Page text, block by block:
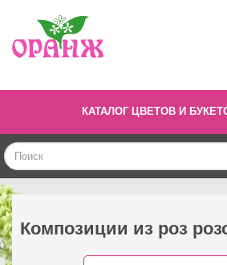
КАТАЛОГ ЦВЕТОВ И
Композиции из роз